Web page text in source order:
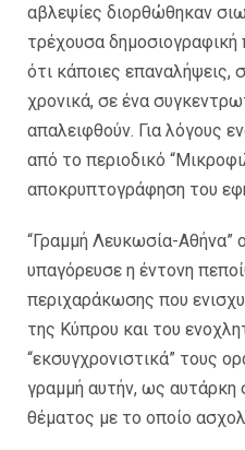
αβλεψίες διορθώθηκαν
τρέχουσα δημοσιογραφική
ότι κάποιες επαναλήψεις,
χρονικά, σε ένα
απαλειφθούν. Για λόγους
από το περιοδικό
αποκρυπτογράφηση του
“Γραμμή Λευκωσία-Αθήνα”
υπαγόρευσε η έντονη
περιχαράκωσης που
της Κύπρου και του
“εκσυγχρονιστικά” τους
γραμμή αυτήν, ως αυτάρκη
θέματος με το οποίο